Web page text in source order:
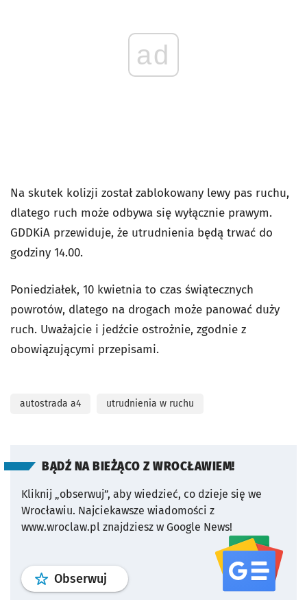
ad
Na skutek kolizji został zablokowany lewy pas ruchu,
dlatego ruch może odbywa się wyłącznie prawym.
GDDKiA przewiduje, że utrudnienia będą trwać do
godziny 14.00.
Poniedziałek, 10 kwietnia to czas świątecznych
powrotów, dlatego na drogach może panować duży
ruch. Uważajcie i jedźcie ostrożnie, zgodnie z
obowiązującymi przepisami.
autostrada a4 utrudnienia w ruchu
BĄDŹ NA BIEŻĄCO Z WROCŁAWIEM!
Kliknij „obserwuj”, aby wiedzieć, co dzieje się we
Wrocławiu. Najciekawsze wiadomości z
www.wroclaw.pl znajdziesz w Google News!
Obserwuj profil serwisu